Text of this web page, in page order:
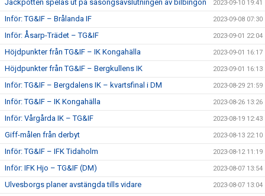
Jackpotten spelas ut på säsongsavslutningen av bilbingon 2023-09-10 19:41
Inför: TG&IF – Brålanda IF 2023-09-08 07:30
Inför: Åsarp-Trädet – TG&IF 2023-09-01 22:04
Höjdpunkter från TG&IF – IK Kongahälla 2023-09-01 16:17
Höjdpunkter från TG&IF – Bergkullens IK 2023-09-01 16:13
Inför: TG&IF – Bergdalens IK – kvartsfinal i DM 2023-08-29 21:59
Inför: TG&IF – IK Kongahälla 2023-08-26 13:26
Inför: Vårgårda IK – TG&IF 2023-08-19 12:43
Giff-målen från derbyt 2023-08-13 22:10
Inför: TG&IF – IFK Tidaholm 2023-08-12 11:19
Inför: IFK Hjo – TG&IF (DM) 2023-08-07 13:54
Ulvesborgs planer avstängda tills vidare 2023-08-07 13:04